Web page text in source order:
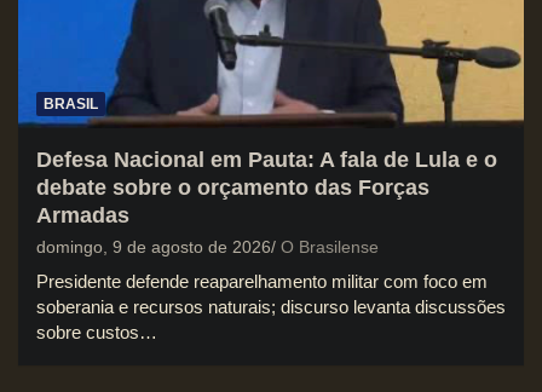
BRASIL
Defesa Nacional em Pauta: A fala de Lula e o
debate sobre o orçamento das Forças
Armadas
domingo, 9 de agosto de 2026 O Brasilense
Presidente defende reaparelhamento militar com foco em
soberania e recursos naturais; discurso levanta discussões
sobre custos…